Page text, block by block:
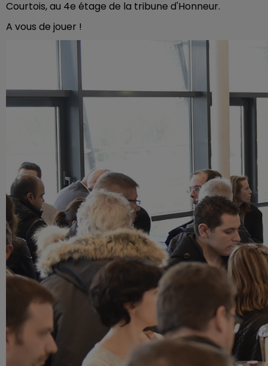
Courtois, au 4e étage de la tribune d'Honneur.
A vous de jouer !